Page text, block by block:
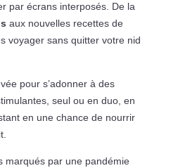
par écrans interposés. De la
aux nouvelles recettes de
voyager sans quitter votre nid
pour s’adonner à des
seul ou en duo, en
en une chance de nourrir
marqués par une pandémie